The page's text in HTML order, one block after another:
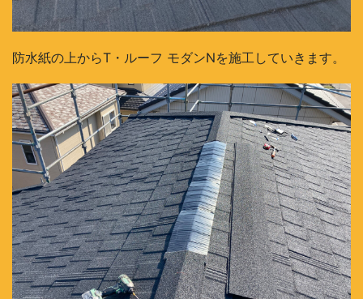
防水紙の上からT・ルーフ モダンNを施工していきます。